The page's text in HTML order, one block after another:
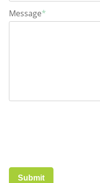
Message*
Submit